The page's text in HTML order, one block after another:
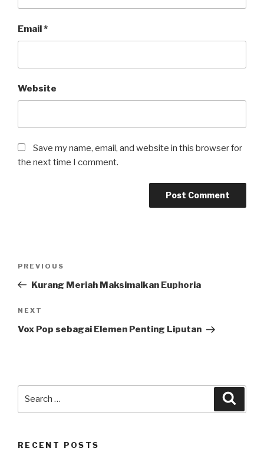
Email*
Website
Save my name, email, and website in this browser for
the next time I comment.
Previous
Post
PREVIOUS
Kurang Meriah Maksimalkan Euphoria
Next
Post
NEXT
Vox Pop sebagai Elemen Penting Liputan
RECENT POSTS